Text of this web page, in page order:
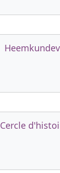
Cercle